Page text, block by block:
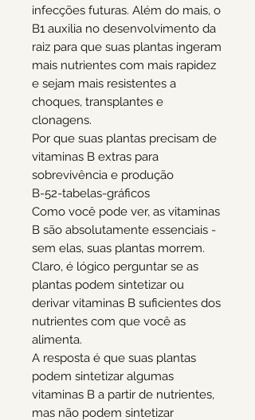
infecções futuras. Além do mais, o
B1 auxilia no desenvolvimento da
raiz para que suas plantas ingeram
mais nutrientes com mais rapidez
e sejam mais resistentes a
choques, transplantes e
clonagens.
Por que suas plantas precisam de
vitaminas B extras para
sobrevivência e produção
B-52-tabelas-gráficos
Como você pode ver, as vitaminas
B são absolutamente essenciais -
sem elas, suas plantas morrem.
Claro, é lógico perguntar se as
plantas podem sintetizar ou
derivar vitaminas B suficientes dos
nutrientes com que você as
alimenta.
A resposta é que suas plantas
podem sintetizar algumas
vitaminas B a partir de nutrientes,
mas não podem sintetizar